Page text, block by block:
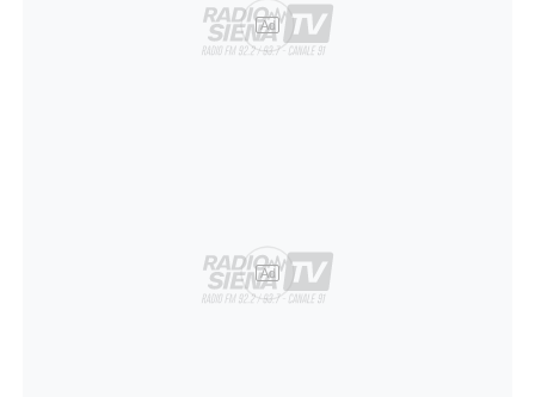
Ad
Ad